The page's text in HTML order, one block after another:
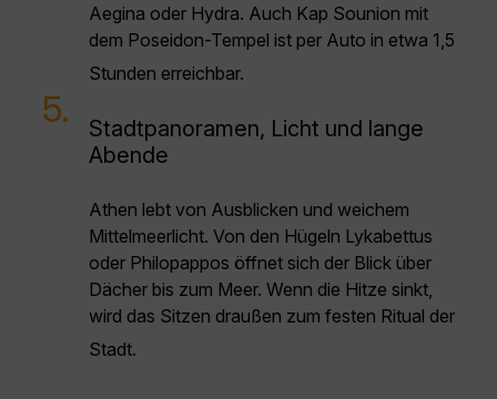
Aegina oder Hydra. Auch Kap Sounion mit
dem Poseidon-Tempel ist per Auto in etwa 1,5
Stunden erreichbar.
5.
Stadtpanoramen, Licht und lange
Abende
Athen lebt von Ausblicken und weichem
Mittelmeerlicht. Von den Hügeln Lykabettus
oder Philopappos öffnet sich der Blick über
Dächer bis zum Meer. Wenn die Hitze sinkt,
wird das Sitzen draußen zum festen Ritual der
Stadt.